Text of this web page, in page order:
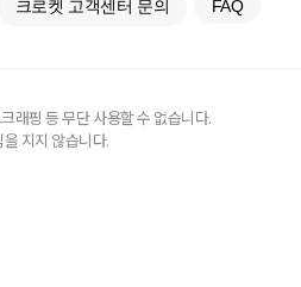
크로켓 고객센터 문의 FAQ
래핑 등 무단 사용할 수 없습니다.
지지 않습니다.